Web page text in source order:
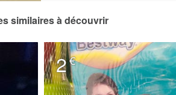
similaires à découvrir
2€